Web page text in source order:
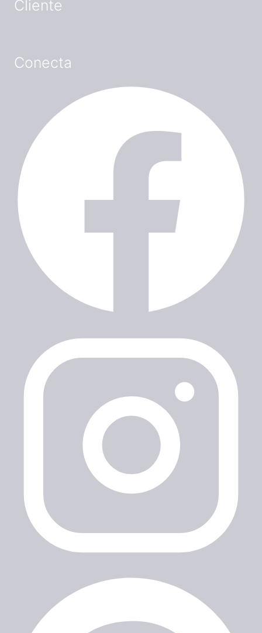
Cliente
Conecta